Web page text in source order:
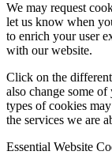
We may request
let us know when
to enrich your user
with our website.
Click on the
also change some
types of cookies
the services we are
Essential Website